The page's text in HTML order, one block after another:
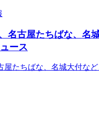
名古屋たちばな、名
ース
たちばな、名城大付な